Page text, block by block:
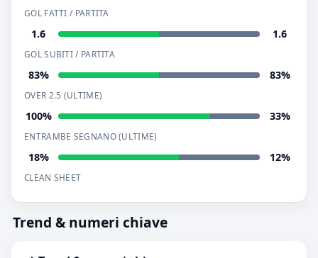
GOL FATTI / PARTITA
1.6 1.6
GOL SUBITI / PARTITA
83% 83%
OVER 2.5 (ULTIME)
100% 33%
ENTRAMBE SEGNANO (ULTIME)
18% 12%
CLEAN SHEET
Trend & numeri chiave